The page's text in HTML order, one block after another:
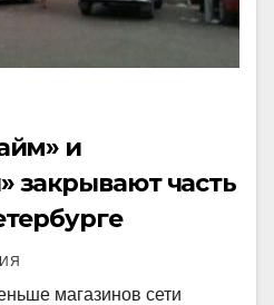
и
закрывают часть
магазинов сети